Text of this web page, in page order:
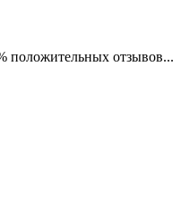
положительных отзывов...